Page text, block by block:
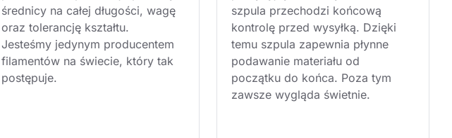
średnicy na całej długości, wagę
oraz tolerancję kształtu.
Jesteśmy jedynym producentem
filamentów na świecie, który tak
postępuje.
szpula przechodzi końcową
kontrolę przed wysyłką. Dzięki
temu szpula zapewnia płynne
podawanie materiału od
początku do końca. Poza tym
zawsze wygląda świetnie.